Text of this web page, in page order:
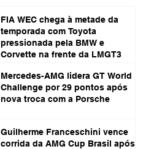
FIA WEC chega à metade da
temporada com Toyota
pressionada pela BMW e
Corvette na frente da LMGT3
Mercedes-AMG lidera GT World
Challenge por 29 pontos após
nova troca com a Porsche
Guilherme Franceschini vence
corrida da AMG Cup Brasil após